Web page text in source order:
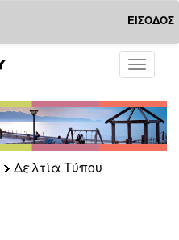
ΕΙΣΟΔΟΣ
Toggle
Δελτία Τύπου